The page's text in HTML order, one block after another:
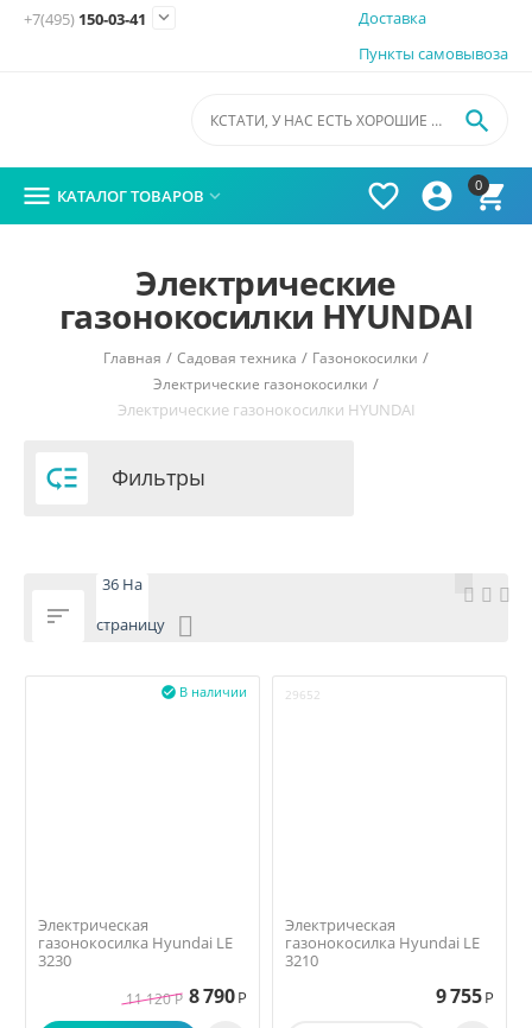
Доставка
Пункты самовывоза
+7(495) 150-03-41 
0




 КАТАЛОГ ТОВАРОВ 
Электрические
газонокосилки HYUNDAI
Главная / Садовая техника / Газонокосилки /
Электрические газонокосилки /
Электрические газонокосилки HYUNDAI
 Фильтры

36 На
страницу
В наличии

Электрическая
газонокосилка Hyundai LE
3230
11 120Р 8 790 Р
29652
Электрическая
газонокосилка Hyundai LE
3210
9 755 Р